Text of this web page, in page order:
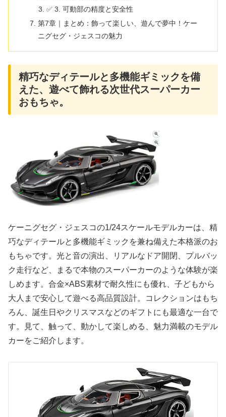
✅ 3. 可動部の精度と安全性
第7章｜まとめ：飾って楽しい、遊んで夢中！ケー
ニグセグ・ジェスコの魅力
精巧なディテールと多機能ギミックを備
えた、遊べて飾れる次世代スーパーカー
おもちゃ。
ケーニグセグ・ジェスコの1/24スケールモデルカーは、精
巧なディテールと多機能ギミックを兼ね備えた本格派のお
もちゃです。光と音の演出、リアルなドア開閉、プルバッ
ク走行など、まるで本物のスーパーカーのような体験が楽
しめます。合金×ABS素材で耐久性にも優れ、子どもから
大人まで安心して遊べる高品質設計。コレクションはもち
ろん、誕生日やクリスマスなどのギフトにも最適な一台で
す。見て、触って、動かして楽しめる、魅力満載のモデル
カーをご紹介します。